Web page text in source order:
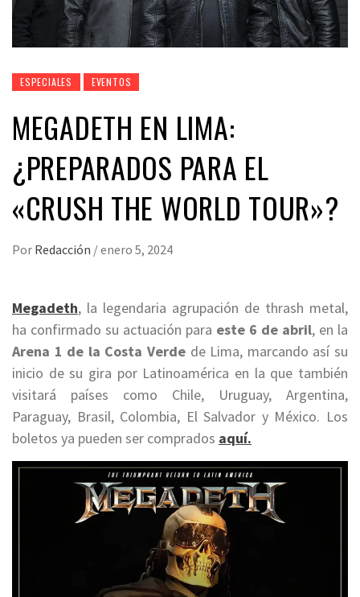
ESPECIALES EVENTOS
MEGADETH EN LIMA:
¿PREPARADOS PARA EL
«CRUSH THE WORLD TOUR»?
Por Redacción /enero 5, 2024
Megadeth, la legendaria agrupación de thrash metal,
ha confirmado su actuación para este 6 de abril, en la
Arena 1 de la Costa Verde de Lima, marcando así su
inicio de su gira por Latinoamérica en la que también
visitará países como Chile, Uruguay, Argentina,
Paraguay, Brasil, Colombia, El Salvador y México. Los
boletos ya pueden ser comprados aquí.